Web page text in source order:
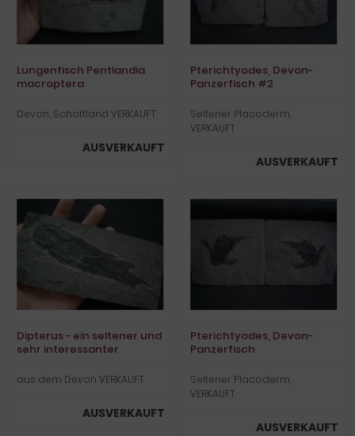
Lungenfisch Pentlandia
macroptera
Devon, Schottland VERKAUFT
AUSVERKAUFT
Pterichtyodes, Devon-
Panzerfisch #2
Seltener Placoderm,
VERKAUFT
AUSVERKAUFT
Dipterus - ein seltener und
sehr interessanter
aus dem Devon VERKAUFT
AUSVERKAUFT
Pterichtyodes, Devon-
Panzerfisch
Seltener Placoderm,
VERKAUFT
AUSVERKAUFT